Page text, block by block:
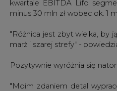
kwartale EBITDA Lifo
minus 30 mln zł wobec ok. 1
"Różnica jest zbyt wielka, by
marż i szarej strefy" -
Pozytywnie wyróżnia się
"Moim zdaniem detal